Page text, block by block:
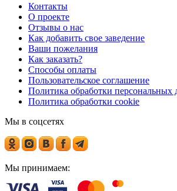
Контакты
О проекте
Отзывы о нас
Как добавить свое заведение
Ваши пожелания
Как заказать?
Способы оплаты
Пользовательское соглашение
Политика обработки персональных
Политика обработки cookie
Мы в соцсетях
Мы принимаем: